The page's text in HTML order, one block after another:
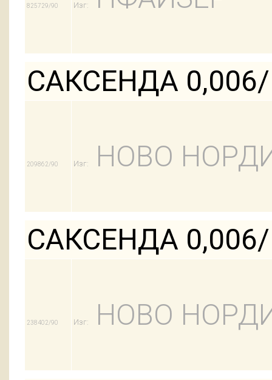
825729/90 Изг:
САКСЕНДА
209862/90 Изг: НОВО
САКСЕНДА
238402/90 Изг: НОВО